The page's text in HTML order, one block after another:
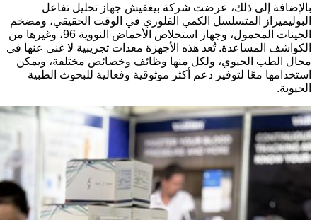
بالإضافة إلى ذلك، عرضت شركة بيغفيش جهاز تحليل تفاعل
البوليميراز المتسلسل الكمي الفلوري في الوقت الحقيقي، ومضخم
الجينات المحمول، وجهاز استخلاص الأحماض النووية 96، وغيرها من
الكواشف المساعدة. تُعد هذه الأجهزة معدات تجريبية لا غنى عنها في
مجال الطب الحيوي، ولكل منها وظائف وخصائص مختلفة، ويمكن
استخدامها معًا لتوفير دعم أكثر موثوقية وفعالية للبحوث الطبية
الحيوية.